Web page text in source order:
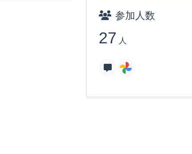
参加人数
27 人